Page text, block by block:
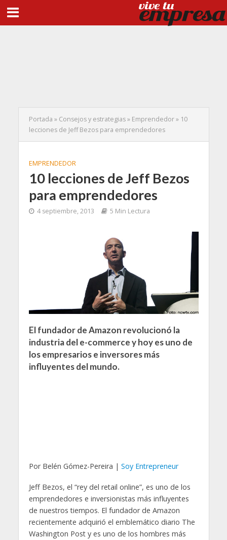
Portada » Consejos y estrategias» Emprendedor» 10
lecciones de Jeff Bezos para emprendedores
EMPRENDEDOR
10 lecciones de Jeff Bezos
para emprendedores
4 septiembre, 2013 5 Min Lectura
El fundador de Amazon revolucionó la
industria del e-commerce y hoy es uno de
los empresarios e inversores más
influyentes del mundo.
Por Belén Gómez-Pereira | Soy Entrepreneur
Jeff Bezos, el “rey del retail online”, es uno de los
emprendedores e inversionistas más influyentes
de nuestros tiempos. El fundador de Amazon
recientemente adquirió el emblemático diario The
Washington Post y es uno de los hombres más